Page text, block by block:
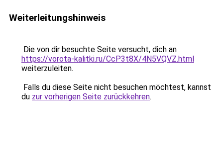
Weiterleitungshinweis
Die von dir besuchte Seite versucht, dich an
https://vorota-kalitki.ru/CcP3t8X/4N5VQVZ.html
weiterzuleiten.
Falls du diese Seite nicht besuchen möchtest, kannst
du zur vorherigen Seite zurückkehren.